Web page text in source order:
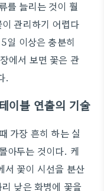
를 늘리는 것이 훨
관리하기 어렵다
일 이상은 충분히
에서 보면 꽃은 관
.
이블 연출의 기술
가장 흔히 하는 실
아두는 것이다. 케
서 꽃이 시선을 분산
낮은 화병에 꽃을